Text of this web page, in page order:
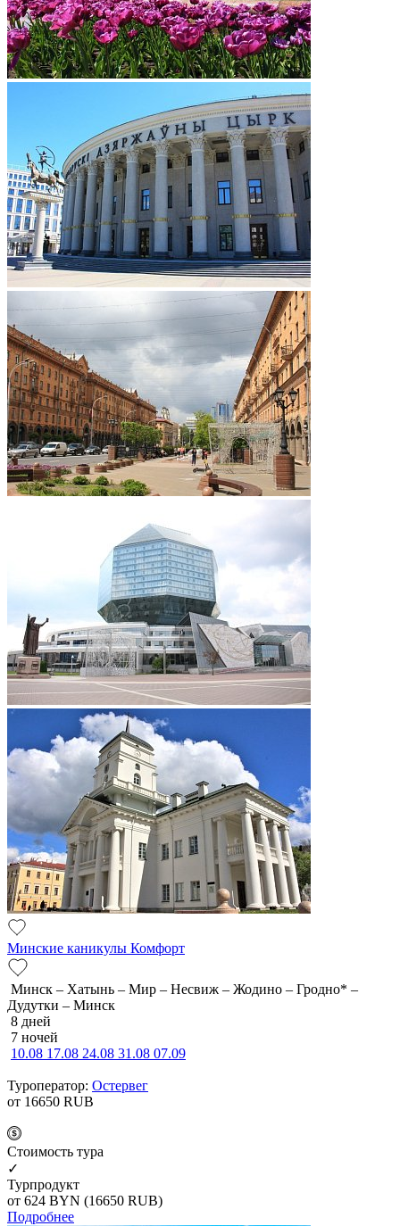
Минские каникулы Комфорт
Минск – Хатынь – Мир – Несвиж – Жодино – Гродно* –
Дудутки – Минск
8 дней
7 ночей
10.08 17.08 24.08 31.08 07.09
Туроператор: Остервег
от 16650 RUB
Cтоимость тура
✓
Турпродукт
от 624 BYN (16650 RUB)
Подробнее